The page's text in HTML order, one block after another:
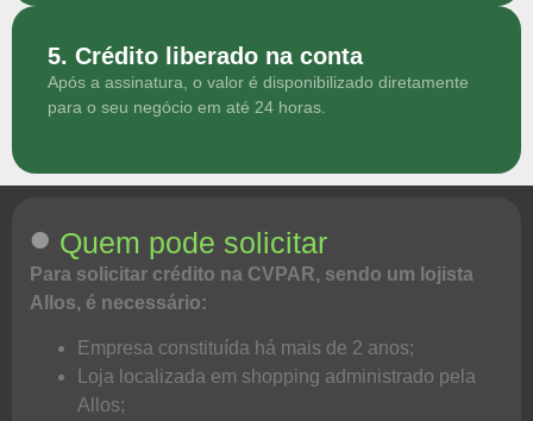
5. Crédito liberado na conta
Após a assinatura, o valor é disponibilizado diretamente
para o seu negócio em até 24 horas.
• Quem pode solicitar
Para solicitar crédito na CVPAR, sendo um lojista
Allos, é necessário:
Empresa constituída há mais de 2 anos;
Loja localizada em shopping administrado pela
Allos;